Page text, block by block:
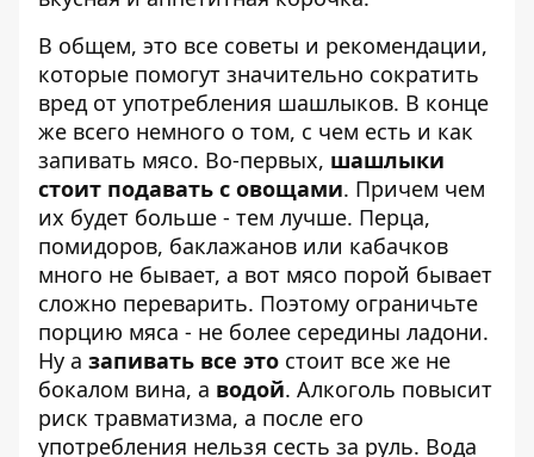
В общем, это все советы и рекомендации,
которые помогут значительно сократить
вред от употребления шашлыков. В конце
же всего немного о том, с чем есть и как
запивать мясо. Во-первых, шашлыки
стоит подавать с овощами. Причем чем
их будет больше - тем лучше. Перца,
помидоров, баклажанов или кабачков
много не бывает, а вот мясо порой бывает
сложно переварить. Поэтому ограничьте
порцию мяса - не более середины ладони.
Ну а запивать все это стоит все же не
бокалом вина, а водой. Алкоголь повысит
риск травматизма, а после его
употребления нельзя сесть за руль. Вода